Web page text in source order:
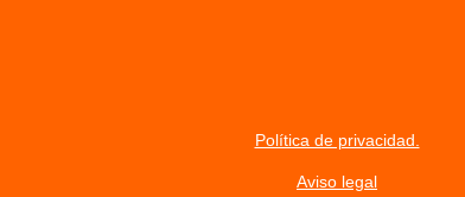
Política de privacidad.
Aviso legal